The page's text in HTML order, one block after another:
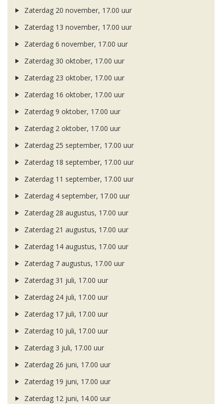
Zaterdag 20 november, 17.00 uur
Zaterdag 13 november, 17.00 uur
Zaterdag 6 november, 17.00 uur
Zaterdag 30 oktober, 17.00 uur
Zaterdag 23 oktober, 17.00 uur
Zaterdag 16 oktober, 17.00 uur
Zaterdag 9 oktober, 17.00 uur
Zaterdag 2 oktober, 17.00 uur
Zaterdag 25 september, 17.00 uur
Zaterdag 18 september, 17.00 uur
Zaterdag 11 september, 17.00 uur
Zaterdag 4 september, 17.00 uur
Zaterdag 28 augustus, 17.00 uur
Zaterdag 21 augustus, 17.00 uur
Zaterdag 14 augustus, 17.00 uur
Zaterdag 7 augustus, 17.00 uur
Zaterdag 31 juli, 17.00 uur
Zaterdag 24 juli, 17.00 uur
Zaterdag 17 juli, 17.00 uur
Zaterdag 10 juli, 17.00 uur
Zaterdag 3 juli, 17.00 uur
Zaterdag 26 juni, 17.00 uur
Zaterdag 19 juni, 17.00 uur
Zaterdag 12 juni, 14.00 uur